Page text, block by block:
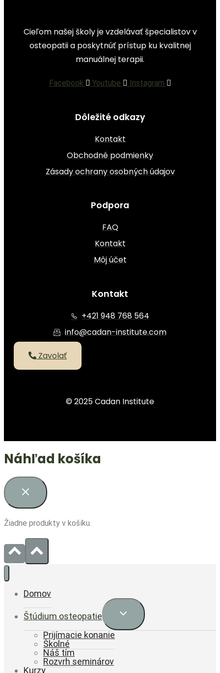
Cieľom našej školy je vzdelávať špecialistov v
osteopatii a poskytnúť prístup ku kvalitnej
manuálnej terapii.
Facebook Youtube Instagram
Dôležité odkazy
Kontakt
Obchodné podmienky
Zásady ochrany osobných údajov
Podpora
FAQ
Kontakt
Môj účet
Kontakt
+421 948 768 564
info@cadan-institute.com
Zavolať
© 2025 Cadan Institute
Náhľad košíka
Žiadne produkty v košíku.
Domov
Štúdium osteopatie
Expand
Prijímacie konanie
Školné
Náš tím
Rozvrh seminárov
Kurzy